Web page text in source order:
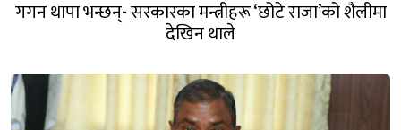
गगन थापा भन्छन्- सरकारका मन्त्रीहरू ‘छोटे राजा’को शैलीमा
देखिन थाले